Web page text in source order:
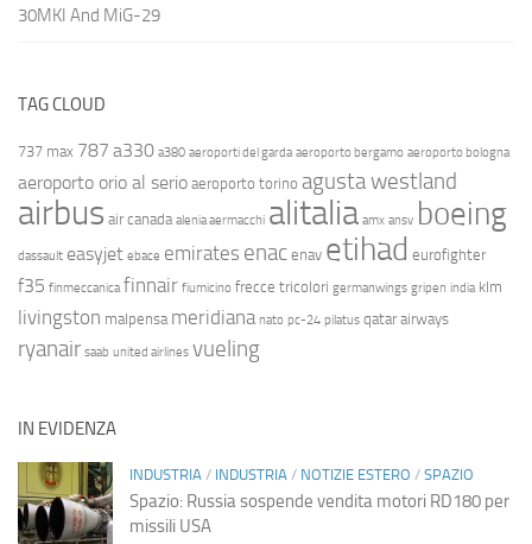
30MKI And MiG-29
TAG CLOUD
737 max 787 a330 a380 aeroporti del garda aeroporto bergamo aeroporto bologna
aeroporto orio al serio aeroporto torino agusta westland
airbus air canada alenia aermacchi alitalia amx ansv boeing
dassault easyjet ebace emirates enac enav etihad eurofighter
f35 finmeccanica finnair fiumicino frecce tricolori germanwings gripen india klm
livingston malpensa meridiana nato pc-24 pilatus qatar airways
ryanair saab united airlines vueling
IN EVIDENZA
INDUSTRIA / INDUSTRIA / NOTIZIE ESTERO / SPAZIO
Spazio: Russia sospende vendita motori RD180 per
missili USA